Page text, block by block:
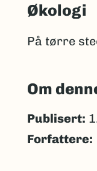
Økologi
På tørre
Om
Publisert:
Forfattere